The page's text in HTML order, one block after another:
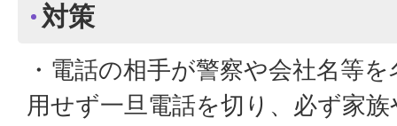
対策
・電話の相手が警察や会社名等
用せず一旦電話を切り、必ず家